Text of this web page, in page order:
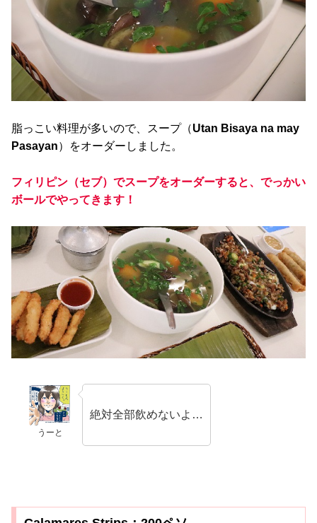
脂っこい料理が多いので、スープ（Utan Bisaya na may
Pasayan）をオーダーしました。
フィリピン（セブ）でスープをオーダーすると、でっかい
ボールでやってきます！
うーと
絶対全部飲めないよ…